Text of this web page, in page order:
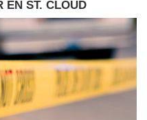
EN ST. CLOUD